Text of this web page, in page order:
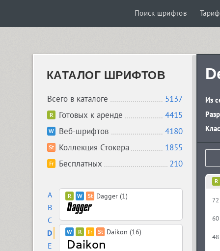
Поиск шрифтов
КАТАЛОГ ШРИФТОВ
Всего в каталоге
5137
Готовых к аренде
4415
Веб-шрифтов
4180
Коллекция Стокера
1855
Бесплатных
210
A
B
C
D
E
Dagger (1)
Daikon (16)
Из